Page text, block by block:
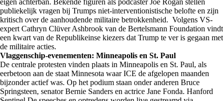
eigen achterban. Bekende figuren als podcaster Joe Rogan stellen
publiekelijk vragen bij Trumps niet-interventionistische belofte en zijn
kritisch over de aanhoudende militaire betrokkenheid. Volgens VS-
expert Cathryn Clüver Ashbrook van de Bertelsmann Foundation vindt
een kwart van de Republikeinse kiezers dat Trump te ver is gegaan met
de militaire acties.
Vlaggenschip-evenementen: Minneapolis en St. Paul
De centrale protesten vinden plaats in Minneapolis en St. Paul, als
eerbetoon aan de staat Minnesota waar ICE de afgelopen maanden
bijzonder actief was. Op het podium staan onder anderen Bruce
Springsteen, senator Bernie Sanders en actrice Jane Fonda. Hanford